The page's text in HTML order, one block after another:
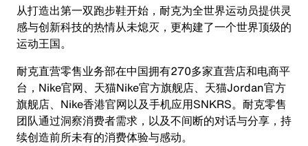
从打造出第一双跑步鞋开始，耐克为全世界运动员提供灵
感与创新科技的热情从未熄灭，更构建了一个世界顶级的
运动王国。
耐克直营零售业务部在中国拥有270多家直营店和电商平
台，Nike官网、天猫Nike官方旗舰店、天猫Jordan官方
旗舰店、Nike香港官网以及手机应用SNKRS。耐克零售
团队通过洞察消费者需求，以及不间断的对话与分享，持
续创造前所未有的消费体验与感动。